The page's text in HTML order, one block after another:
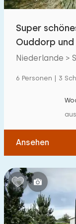
Super
Ouddorp
Niederlande >
6 Personen | 3
Ansehen